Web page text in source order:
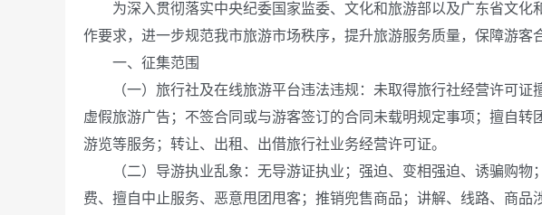
为深入贯彻落实中央纪委国家监委、文化和旅游部以及广东省文化
作要求，进一步规范我市旅游市场秩序，提升旅游服务质量，保障游客
一、征集范围
（一）旅行社及在线旅游平台违法违规：未取得旅行社经营许可证
虚假旅游广告；不签合同或与游客签订的合同未载明规定事项；擅自
游览等服务；转让、出租、出借旅行社业务经营许可证。
（二）导游执业乱象：无导游证执业；强迫、变相强迫、诱骗购物
费、擅自中止服务、恶意甩团甩客；推销兜售商品；讲解、线路、商